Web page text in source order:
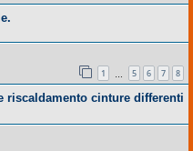
1 5 6 7 8
riscaldamento cinture differenti